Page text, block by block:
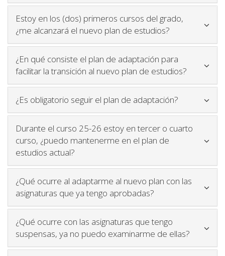
Estoy en los (dos) primeros cursos del grado,
¿me alcanzará el nuevo plan de estudios? Icono para
¿En qué consiste el plan de adaptación para
facilitar la transición al nuevo plan de estudios? Icono
¿Es obligatorio seguir el plan de adaptación? Icono para
Durante el curso 25-26 estoy en tercer o cuarto
curso, ¿puedo mantenerme en el plan de
estudios actual?
¿Qué ocurre al adaptarme al nuevo plan con las
asignaturas que ya tengo aprobadas? Icono para
¿Qué ocurre con las asignaturas que tengo
suspensas, ya no puedo examinarme de ellas? Icono